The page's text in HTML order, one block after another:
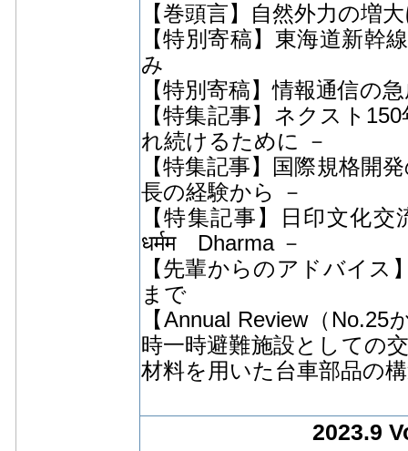
【巻頭言】自然外力の増
【特別寄稿】東海道新幹
み
【特別寄稿】情報通信の
【特集記事】ネクスト
れ続けるために －
【特集記事】国際規格開
長の経験から －
【特集記事】日印文
धर्मम Dharma －
【先輩からのアドバイス
まで
【Annual Review（
時一時避難施設としての
材料を用いた台車部品の
2023.9